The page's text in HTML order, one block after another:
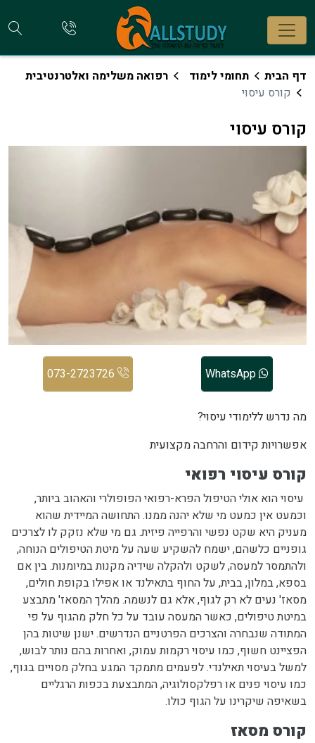
להתקשר
דף הבית תחומי לימוד
רפואה משלימה ואלטרנטיבית
קורס עיסוי
קורס עיסוי
WhatsApp
מה נדרש ללימודי עיסוי?
אפשרויות קידום והרחבה מקצועית
קורס עיסוי רפואי
עיסוי הוא אולי הטיפול הפרא-רפואי הפופולרי והאהוב ביותר,
וכמעט אין כמעט מי שלא יהנה ממנו. התחושה המיידית שהוא
מעניק היא שקט נפשי והרפייה פיזית. גם מי שלא נזקק לו לצרכים
גופניים כלשהם, ישמח להשקיע שעה על מיטת הטיפולים הנוחה,
ולהתמסר למעסה, לשקט ולהקלה שידיה מקנות במיומנות. בין אם
בספא, במלון, בבית, על החוף בתאילנד או אפילו בקופת חולים,
מסאז' נעים לא רק לגוף, אלא גם לנשמה. מהלך המסאז' מתבצע
במיטת טיפולים, כאשר המעסה עובד על כל חלק מהגוף על פי
המתודה שנבחרה והצרכים הפרטניים הנדרשים. ישנן שיטות בהן
הפציינט חשוף, כמו עיסוי רקמות עמוק, ואחרות בהם נותר לבוש,
למשל בעיסוי תאילנדי. לפעמים מתמקד המגע בחלק מסויים בגוף,
כמו עיסוי פנים או רפלקסולוגיה, המתבצעת בכפות הרגליים
בשאיפה שיקרינו על הגוף כולו.
קורס מסאז